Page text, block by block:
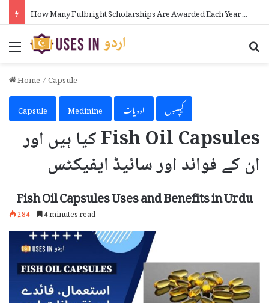
How Many Fulbright Scholarships Are Awarded Each Year in Urdu
Menu
Home/Capsule
Capsule
Medinine ادویات کیپسول
Fish Oil Capsules کیا ہیں اور
ان کے فوائد اور سائیڈ ایفیکٹس
Fish Oil Capsules Uses and Benefits in Urdu
284 4 minutes read